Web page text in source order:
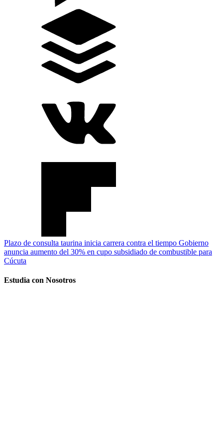
Plazo de consulta taurina inicia carrera contra el tiempo Gobierno
anuncia aumento del 30% en cupo subsidiado de combustible para
Cúcuta
Estudia con Nosotros